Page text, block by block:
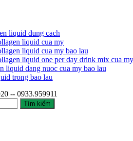
liquid dung cach
liquid cua my
liquid cua my bao lau
liquid one per day drink mix cua my
liquid dang nuoc cua my bao lau
trong bao lau
-- 0933.959911